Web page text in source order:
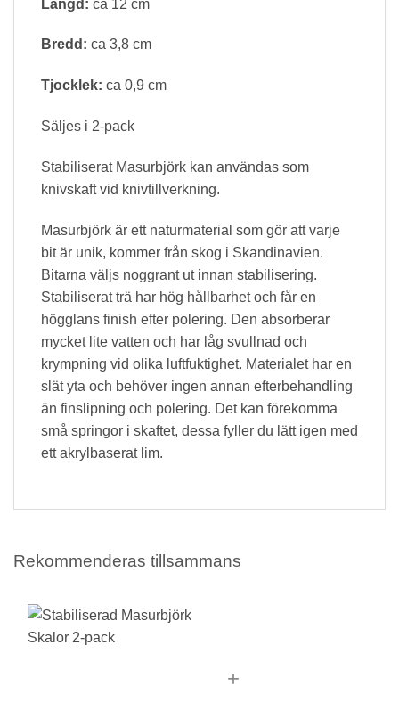
Längd: ca 12 cm
Bredd: ca 3,8 cm
Tjocklek: ca 0,9 cm
Säljes i 2-pack
Stabiliserat Masurbjörk kan användas som
knivskaft vid knivtillverkning.
Masurbjörk är ett naturmaterial som gör att varje
bit är unik, kommer från skog i Skandinavien.
Bitarna väljs noggrant ut innan stabilisering.
Stabiliserat trä har hög hållbarhet och får en
högglans finish efter polering. Den absorberar
mycket lite vatten och har låg svullnad och
krympning vid olika luftfuktighet. Materialet har en
slät yta och behöver ingen annan efterbehandling
än finslipning och polering. Det kan förekomma
små springor i skaftet, dessa fyller du lätt igen med
ett akrylbaserat lim.
Rekommenderas tillsammans
+